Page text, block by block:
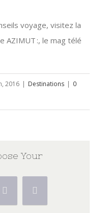
voyage, visitez la
AZIMUT :, le mag télé
2016 | Destinations | 0
Your